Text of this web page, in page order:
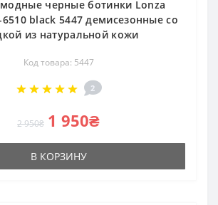
черные ботинки Lonza
6510 black 5447 демисезонные со
из натуральной кожи
Код товара: 5447
2
2 950₴ 1 950₴
В КОРЗИНУ